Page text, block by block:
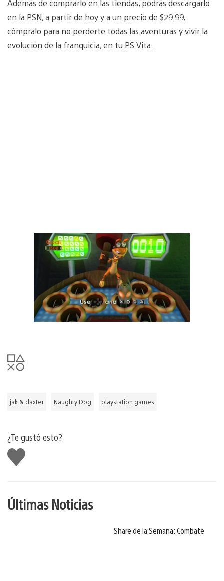
Además de comprarlo en las tiendas, podrás descargarlo
en la PSN, a partir de hoy y a un precio de $29.99,
cómpralo para no perderte todas las aventuras y vivir la
evolución de la franquicia, en tu PS Vita.
jak & daxter Naughty Dog playstation games
¿Te gustó esto?
Me
gusta
Últimas Noticias
Share de la Semana: Combate